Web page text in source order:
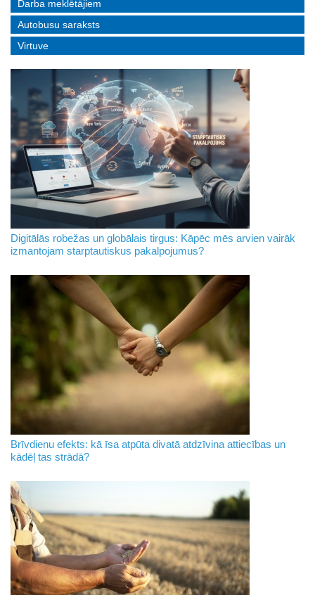
Darba meklētājiem
Autobusu saraksts
Virtuve
Digitālās robežas un globālais tirgus: Kāpēc mēs arvien vairāk
izmantojam starptautiskus pakalpojumus?
Brīvdienu efekts: kā īsa atpūta divatā atdzīvina attiecības un
kādēļ tas strādā?